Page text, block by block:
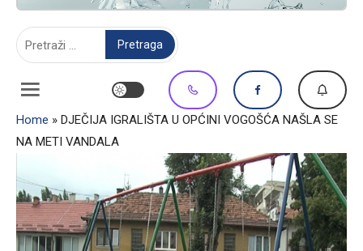
Home » DJEČIJA IGRALIŠTA U OPĆINI VOGOŠĆA NAŠLA SE
NA METI VANDALA